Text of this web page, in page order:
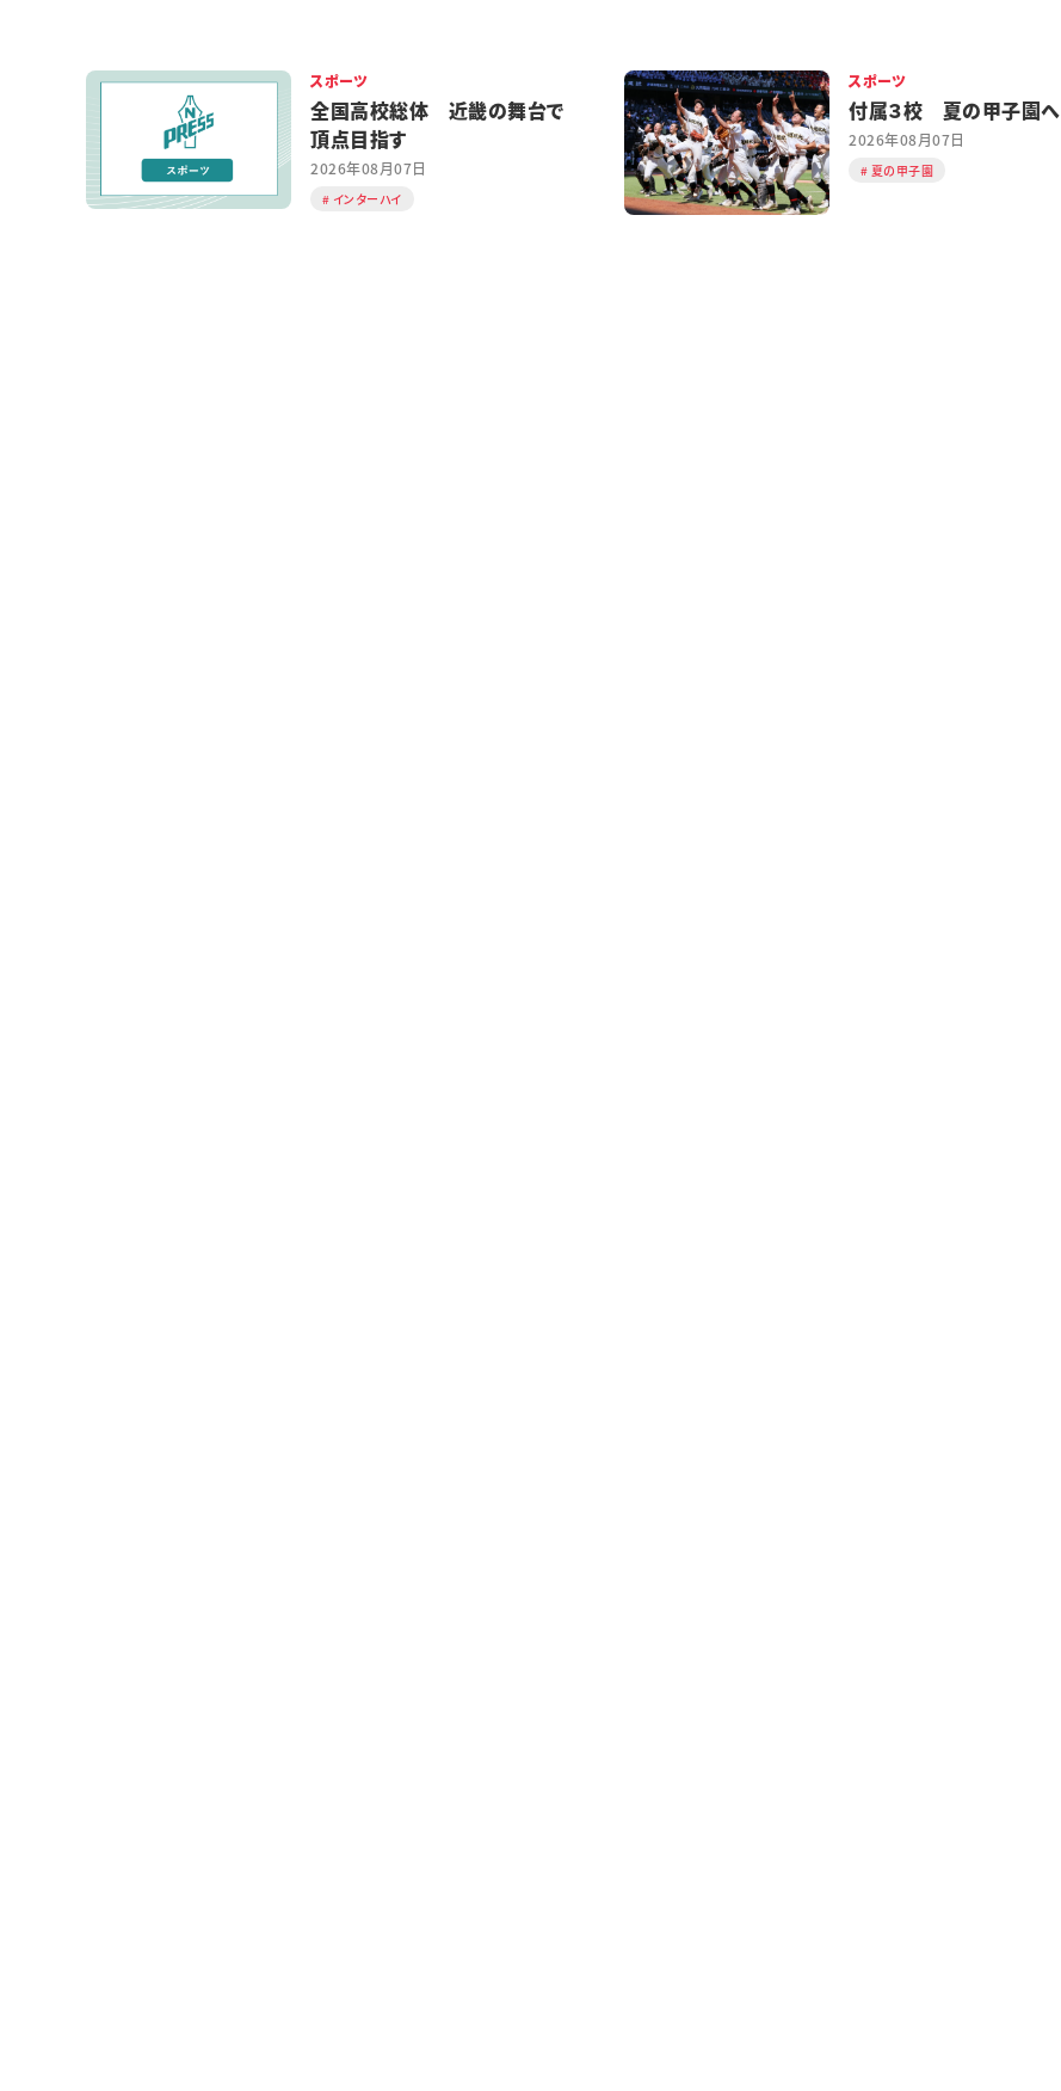
スポーツ
全国高校総体 近畿の舞台で
頂点目指す
2026年08月07日
インターハイ
スポーツ
付属３校 夏の甲子園へ
2026年08月07日
夏の甲子園